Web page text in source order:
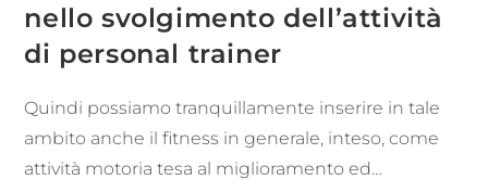
nello svolgimento dell’attività
di personal trainer
Quindi possiamo tranquillamente inserire in tale
ambito anche il fitness in generale, inteso, come
attività motoria tesa al miglioramento ed…